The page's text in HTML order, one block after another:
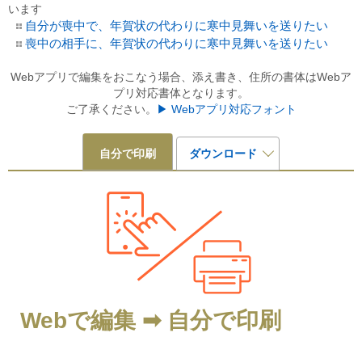
います
自分が喪中で、年賀状の代わりに寒中見舞いを送りたい
喪中の相手に、年賀状の代わりに寒中見舞いを送りたい
Webアプリで編集をおこなう場合、添え書き、住所の書体はWebア
プリ対応書体となります。
ご了承ください。
▶ Webアプリ対応フォント
自分で印刷 ダウンロード
Webで編集 ➡ 自分で印刷